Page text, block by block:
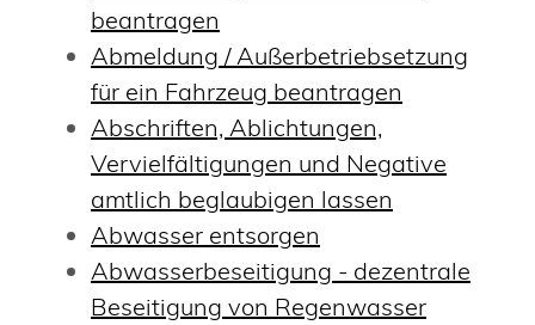
beantragen
Abmeldung / Außerbetriebsetzung
für ein Fahrzeug beantragen
Abschriften, Ablichtungen,
Vervielfältigungen und Negative
amtlich beglaubigen lassen
Abwasser entsorgen
Abwasserbeseitigung - dezentrale
Beseitigung von Regenwasser